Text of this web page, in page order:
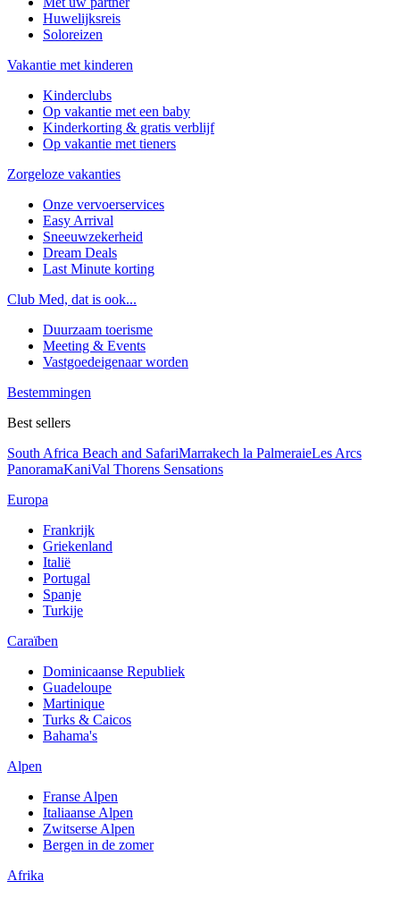
Huwelijksreis
Soloreizen
Vakantie met kinderen
Kinderclubs
Op vakantie met een baby
Kinderkorting & gratis verblijf
Op vakantie met tieners
Zorgeloze vakanties
Onze vervoerservices
Easy Arrival
Sneeuwzekerheid
Dream Deals
Last Minute korting
Club Med, dat is ook...
Duurzaam toerisme
Meeting & Events
Vastgoedeigenaar worden
Bestemmingen
Best sellers
South Africa Beach and SafariMarrakech la PalmeraieLes Arcs
PanoramaKaniVal Thorens Sensations
Europa
Frankrijk
Griekenland
Italië
Portugal
Spanje
Turkije
Caraïben
Dominicaanse Republiek
Guadeloupe
Martinique
Turks & Caicos
Bahama's
Alpen
Franse Alpen
Italiaanse Alpen
Zwitserse Alpen
Bergen in de zomer
Afrika